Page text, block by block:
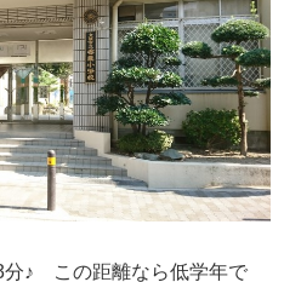
♪ この距離なら低学年で